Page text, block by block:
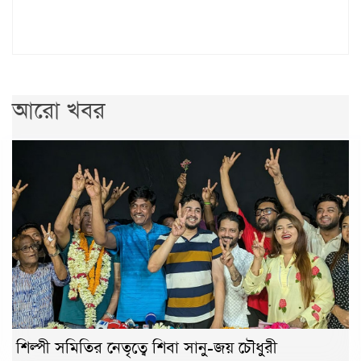
আরো খবর
শিল্পী সমিতির নেতৃত্বে শিবা সানু-জয় চৌধুরী